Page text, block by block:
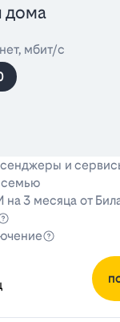
дома
мбит/с
и
семью
на 3 месяца от